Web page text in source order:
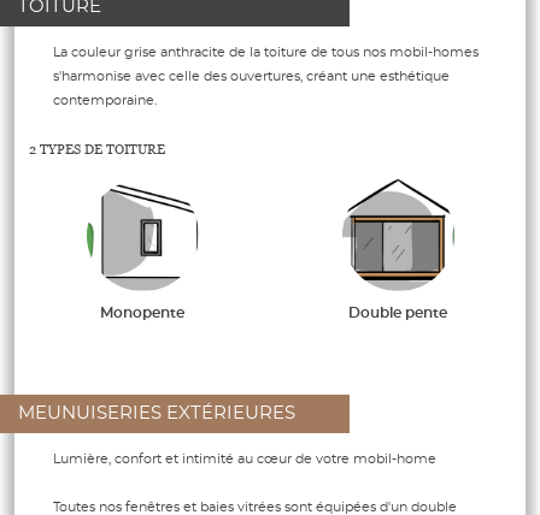
TOITURE
La couleur grise anthracite de la toiture de tous nos mobil-homes
s'harmonise avec celle des ouvertures, créant une esthétique
contemporaine.
2 TYPES DE TOITURE
Monopente Double pente
MEUNUISERIES EXTÉRIEURES
Lumière, confort et intimité au cœur de votre mobil-home
Toutes nos fenêtres et baies vitrées sont équipées d'un double